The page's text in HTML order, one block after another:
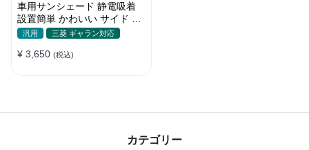
車用サンシェード 静電吸着
設置簡単 かわいい サイド ブ
ラインド 日除け 遮光 遮熱 プ
汎用 三菱 ギャラン対応
¥ 3,650 (税込)
カテゴリー